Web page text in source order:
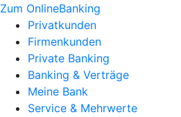
Zum OnlineBanking
Privatkunden
Firmenkunden
Private Banking
Banking & Verträge
Meine Bank
Service & Mehrwerte